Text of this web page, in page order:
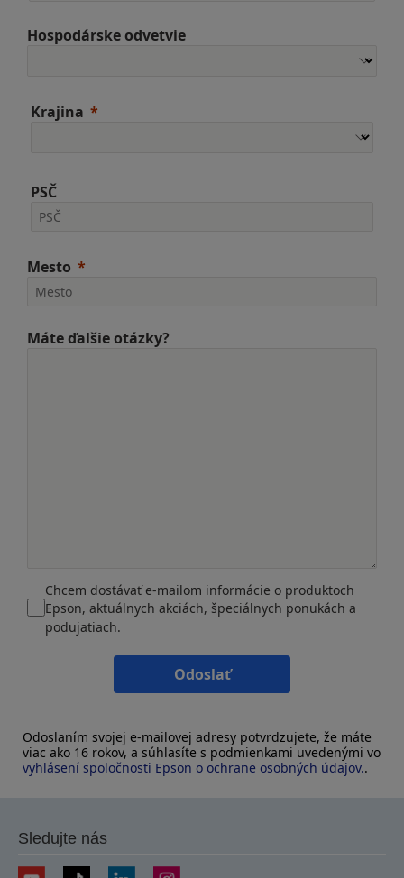
Hospodárske odvetvie
Krajina
PSČ
Mesto
Máte ďalšie otázky?
Chcem dostávať e-mailom informácie o produktoch
Epson, aktuálnych akciách, špeciálnych ponukách a
podujatiach.
Odoslať
Odoslaním svojej e-mailovej adresy potvrdzujete, že máte
viac ako 16 rokov, a súhlasíte s podmienkami uvedenými vo
vyhlásení spoločnosti Epson o ochrane osobných údajov..
Sledujte nás